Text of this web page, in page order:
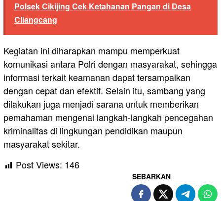
Polsek Cikijing Cek Ketahanan Pangan di Desa
Cilangcang
Kegiatan ini diharapkan mampu memperkuat
komunikasi antara Polri dengan masyarakat, sehingga
informasi terkait keamanan dapat tersampaikan
dengan cepat dan efektif. Selain itu, sambang yang
dilakukan juga menjadi sarana untuk memberikan
pemahaman mengenai langkah-langkah pencegahan
kriminalitas di lingkungan pendidikan maupun
masyarakat sekitar.
Post Views: 146
SEBARKAN